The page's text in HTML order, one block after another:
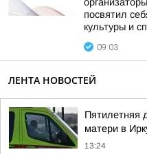
посвятил
культуры и
09:03
ЛЕНТА НОВОСТЕЙ
Пятилетняя
матери в
13:24